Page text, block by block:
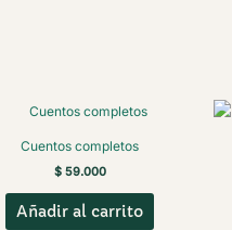
Cuentos completos
$59.000
Añadir al carrito